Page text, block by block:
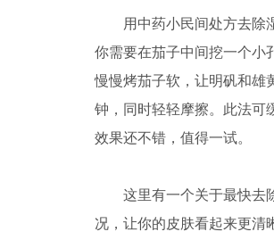
用中药小民间处方去除湿
你需要在茄子中间挖一个小
慢慢烤茄子软，让明矾和雄
钟，同时轻轻摩擦。此法可
效果还不错，值得一试。
这里有一个关于最快去除
况，让你的皮肤看起来更清